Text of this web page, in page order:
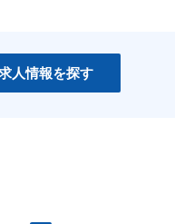
Unity
C＃
人情報を探す